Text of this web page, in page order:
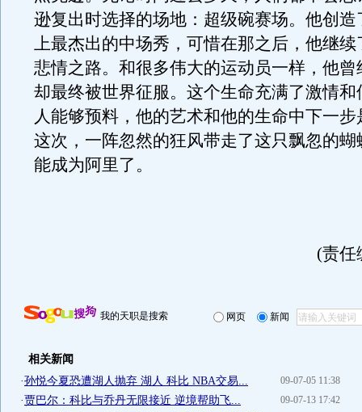
逊复出时选择的场地：超级碗赛场。他创造
上最杰出的中场秀，可惜在那之后，他继续
悲情之路。和很多伟大的运动员一样，他曾
却最终被世界征服。这个生命充满了激情和
人能够预料，他的艺术和他的生命中下一
这次，一阵忽然的狂风带走了这只飘忽的蝴
能成为阿里了。
(责任
我的天职是搜索 网页 新闻
相关新闻
09-07-05 11:38
·孙悦今夏恐遭湖人抛弃 湖人 科比 NBA交易...
09-07-13 17:42
·贾巴尔：科比与乔丹无限接近 逆境帮助飞...